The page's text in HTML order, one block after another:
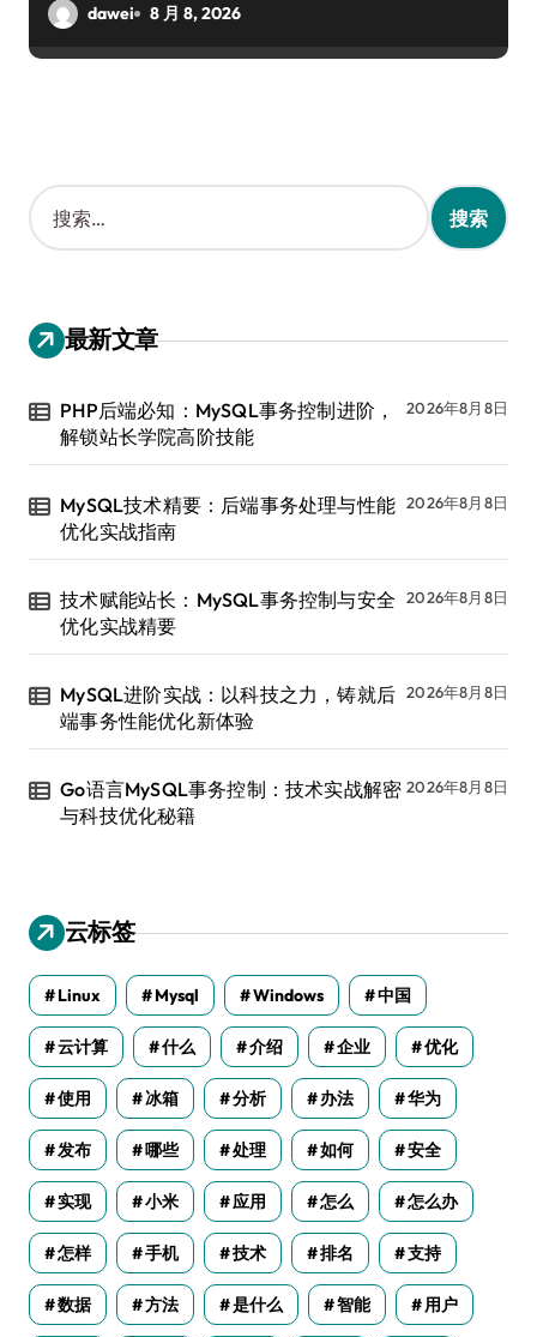
dawei 8 月 8, 2026
搜
索
：
最新文章
PHP后端必知：MySQL事务控制进阶，
解锁站长学院高阶技能
2026年8月8日
MySQL技术精要：后端事务处理与性能
优化实战指南
2026年8月8日
技术赋能站长：MySQL事务控制与安全
优化实战精要
2026年8月8日
MySQL进阶实战：以科技之力，铸就后
端事务性能优化新体验
2026年8月8日
Go语言MySQL事务控制：技术实战解密
与科技优化秘籍
2026年8月8日
云标签
Linux Mysql Windows 中国
云计算 什么 介绍 企业 优化
使用 冰箱 分析 办法 华为
发布 哪些 处理 如何 安全
实现 小米 应用 怎么 怎么办
怎样 手机 技术 排名 支持
数据 方法 是什么 智能 用户